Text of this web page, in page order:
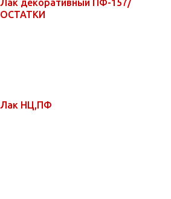
ОСТАТКИ
Лак НЦ,ПФ